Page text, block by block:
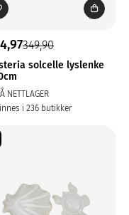
349,90
solcelle lyslenke
NETTLAGER
i 236 butikker